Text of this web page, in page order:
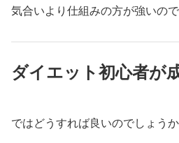
気合いより仕組みの方が強いので
ダイエット初心者が
ではどうすれば良いのでしょうか